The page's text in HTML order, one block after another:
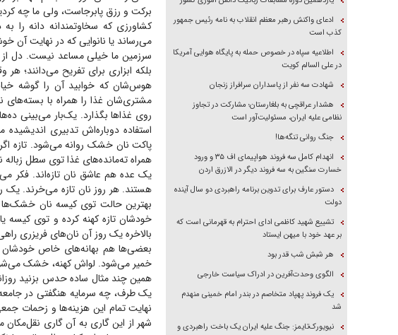
برکت و رزق پابرجاست، ولی ما چه
کشاورزی که سخاوتمندانه دانه را
می‌رساند یا نانوایی که در نهایت آن
سرزمین ما خیلی مساعد نیست. دل
بلکه ابزاری برای تفریح می‌دانند؛
هوس‌شان که خوابید آن را گوشه
مشتری‌شان غذا را همراه با
روی غذا‌ها بگذارد. یک‌بار می‌بینی
استفاده دوباره‌اش تدبیری
پاکت نان خشک روانه می‌شود. تازه اگر
همراه ته‌مانده‌های غذا توی سطل زباله
یک عده هم عاشق نان تازه‌اند. فکر
هستند. هر روز نان تازه می‌خرند.
بهترین حالت توی کیسه نان خشک‌ها
خودشان تازه کهنه کرده و توی کیسه
بالاخره یک روز آن نان‌های فریزری
بعضی‌ها هم بهانه‌های خاص خودشان
خمیر می‌شود. لواش کهنه، خشک
همین چند مثال ساده حدس بزنید
یک طرف، چه سرمایه هنگفتی در
نهایت تمام این هزینه‌ها و
شهر از این گاری به آن گاری
ادعای واکنش رهبر معظم انقلاب به نامه رئیس جمهور
کذب است
اطلاعیه سپاه در خصوص حمله به پایگاه هوایی آمریکا
در علی السالم کویت
شهادت سه نفر از پاسداران سرافراز زنجان
هشدار عراقچی به بلغارستان؛ مشارکت در تجاوز
نظامی علیه ایران، مسئولیت‌آور است
جنگ روانی تنگه‌ها!
انهدام کامل سه فروند هواپیمای اف ۳۵ و ورود
خسارت سنگین به سه فروند دیگر در الازرق اردن
دستور عارف برای تدوین برنامه راهبردی دو سال آینده
دولت
تشییع شهید کاظمی ادای احترام به قهرمانی است که
بر عهد خود با میهن ایستاد
هر شبش شب قدر بود
الگوی وحدت‌آفرین در ادراک سیاست خارجی
یک فروند پهپاد متخاصم در بندر امام خمینی منهدم
شد
نیویورک‌تایمز: جنگ علیه ایران یک باخت راهبردی و